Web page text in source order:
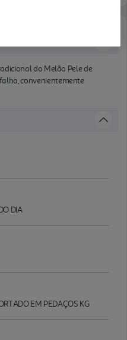
do Melão Pele de
convenientemente
DIA
EM PEDAÇOS KG